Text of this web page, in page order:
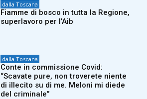
dalla Toscana
Fiamme di bosco in tutta la Regione,
superlavoro per l’Aib
dalla Toscana
Conte in commissione Covid:
“Scavate pure, non troverete niente
di illecito su di me. Meloni mi diede
del criminale”